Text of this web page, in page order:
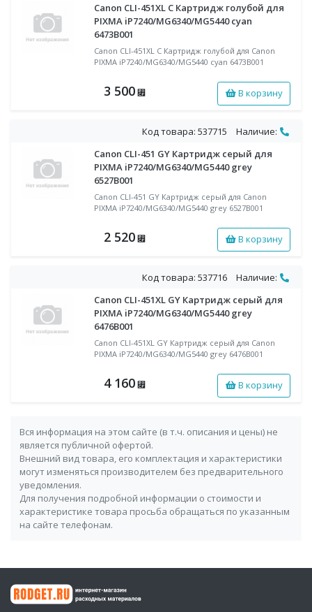
Canon CLI-451XL C Картридж голубой для
PIXMA iP7240/MG6340/MG5440 cyan
6473B001
Canon CLI-451XL C Картридж голубой для Canon
PIXMA iP7240/MG6340/MG5440 cyan 6473B001
3 500 ⃏ В корзину
Код товара: 537715
Наличие:
Canon CLI-451 GY Картридж серый для
PIXMA iP7240/MG6340/MG5440 grey
6527B001
Canon CLI-451 GY Картридж серый для Canon
PIXMA iP7240/MG6340/MG5440 grey 6527B001
2 520 ⃏ В корзину
Код товара: 537716
Наличие:
Canon CLI-451XL GY Картридж серый для
PIXMA iP7240/MG6340/MG5440 grey
6476B001
Canon CLI-451XL GY Картридж серый для Canon
PIXMA iP7240/MG6340/MG5440 grey 6476B001
4 160 ⃏ В корзину
Вся информация на этом сайте (в т.ч. описания и цены) не
является публичной офертой.
Внешний вид товара, его комплектация и характеристики
могут изменяться производителем без предварительного
уведомления.
Для получения подробной информации о стоимости и
характеристике товара просьба обращаться по указанным
на сайте телефонам.